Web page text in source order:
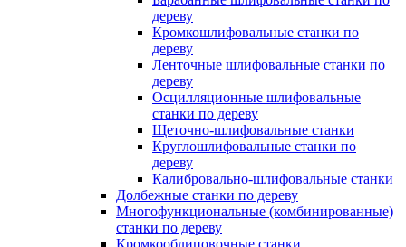
дереву
Кромкошлифовальные станки по
дереву
Ленточные шлифовальные станки по
дереву
Осцилляционные шлифовальные
станки по дереву
Щеточно-шлифовальные станки
Круглошлифовальные станки по
дереву
Калибровально-шлифовальные станки
Долбежные станки по дереву
Многофункциональные (комбинированные)
станки по дереву
Кромкооблицовочные станки